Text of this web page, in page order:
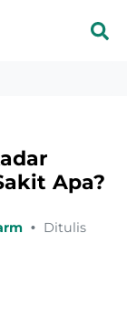
Apa?
• Ditulis